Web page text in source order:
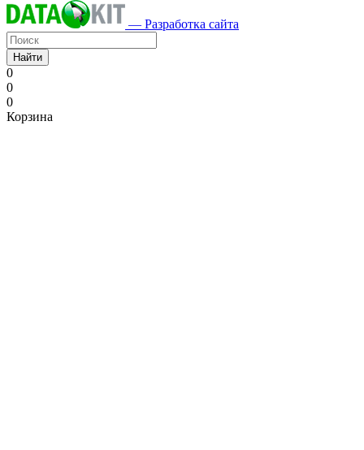
— Разработка сайта
Найти
0
0
0
Корзина